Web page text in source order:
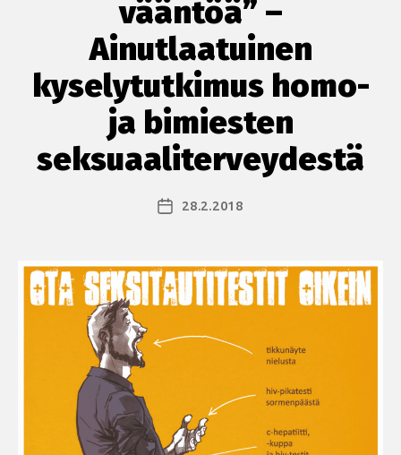
vääntöä” –
Ainutlaatuinen
kyselytutkimus homo-
ja bimiesten
seksuaaliterveydestä
Julkaisupäivämäärä
28.2.2018